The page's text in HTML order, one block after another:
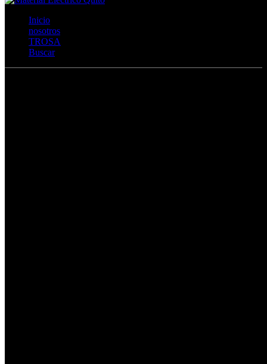
Inicio
nosotros
TROSA
Buscar